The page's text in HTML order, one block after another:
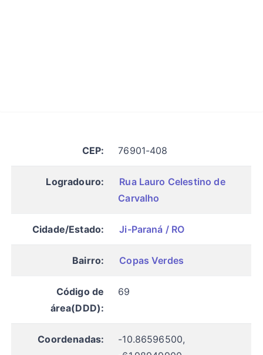
CEP: 76901-408
Logradouro:
Rua Lauro Celestino de
Carvalho
Cidade/Estado: Ji-Paraná / RO
Bairro: Copas Verdes
Código de
área(DDD):
69
Coordenadas:
-10.86596500,